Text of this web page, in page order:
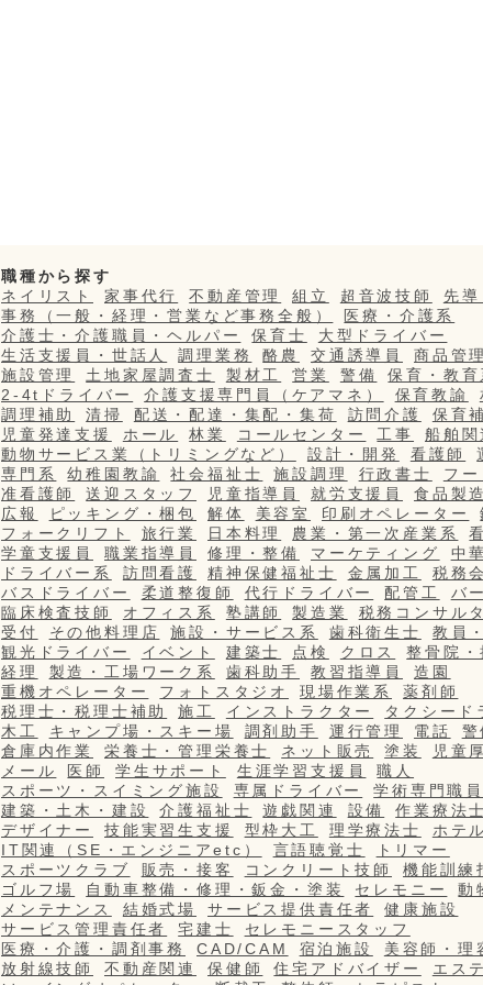
職種から探す
ネイリスト
家事代行 不動産管理 組立 超音波技師
先導
事務（一般・経理・営業など事務全般）
医療・介護系
介護士・介護職員・ヘルパー
保育士
大型ドライバー
生活支援員・世話人
調理業務 酪農 交通誘導員 商品管理
施設管理
土地家屋調査士 製材工 営業 警備
保育・教育
2-4tドライバー
介護支援専門員（ケアマネ） 保育教諭
調理補助
清掃 配送・配達・集配・集荷 訪問介護 保育
児童発達支援
ホール 林業 コールセンター 工事
船舶関
動物サービス業（トリミングなど）
設計・開発 看護師
専門系
幼稚園教諭 社会福祉士 施設調理 行政書士
フー
准看護師
送迎スタッフ 児童指導員 就労支援員
食品製
広報
ピッキング・梱包 解体 美容室 印刷オペレーター
フォークリフト
旅行業 日本料理 農業・第一次産業系
学童支援員
職業指導員 修理・整備 マーケティング
中
ドライバー系
訪問看護 精神保健福祉士 金属加工
税務
バスドライバー
柔道整復師 代行ドライバー 配管工
バ
臨床検査技師
オフィス系 塾講師 製造業 税務コンサル
受付
その他料理店 施設・サービス系 歯科衛生士 教員
観光ドライバー
イベント 建築士 点検 クロス
整骨院
経理
製造・工場ワーク系 歯科助手 教習指導員
造園
重機オペレーター
フォトスタジオ 現場作業系
薬剤師
税理士・税理士補助
施工 インストラクター
タクシード
木工
キャンプ場・スキー場 調剤助手 運行管理 電話
警
倉庫内作業
栄養士・管理栄養士 ネット販売 塗装
児童
メール
医師 学生サポート 生涯学習支援員
職人
スポーツ・スイミング施設
専属ドライバー 学術専門職員
建築・土木・建設
介護福祉士 遊戯関連 設備 作業療法士
デザイナー
技能実習生支援 型枠大工 理学療法士
ホテ
IT関連（SE・エンジニアetc）
言語聴覚士
トリマー
スポーツクラブ
販売・接客 コンクリート技師
機能訓練
ゴルフ場
自動車整備・修理・鈑金・塗装 セレモニー
動
メンテナンス
結婚式場 サービス提供責任者
健康施設
サービス管理責任者
宅建士
セレモニースタッフ
医療・介護・調剤事務
CAD/CAM 宿泊施設
美容師・理
放射線技師
不動産関連 保健師 住宅アドバイザー
エス